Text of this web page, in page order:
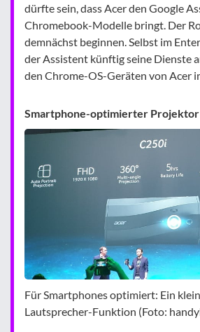
dürfte sein, dass Acer den Google
Chromebook-Modelle bringt. Der
demnächst beginnen. Selbst im
der Assistent künftig seine Dienste
den Chrome-OS-Geräten von Acer
Smartphone-optimierter Projektor
Für Smartphones optimiert: Ein
Lautsprecher-Funktion (Foto: